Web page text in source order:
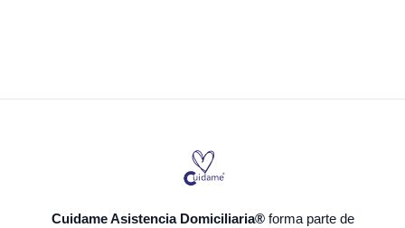
Cuidame Asistencia Domiciliaria®forma parte de